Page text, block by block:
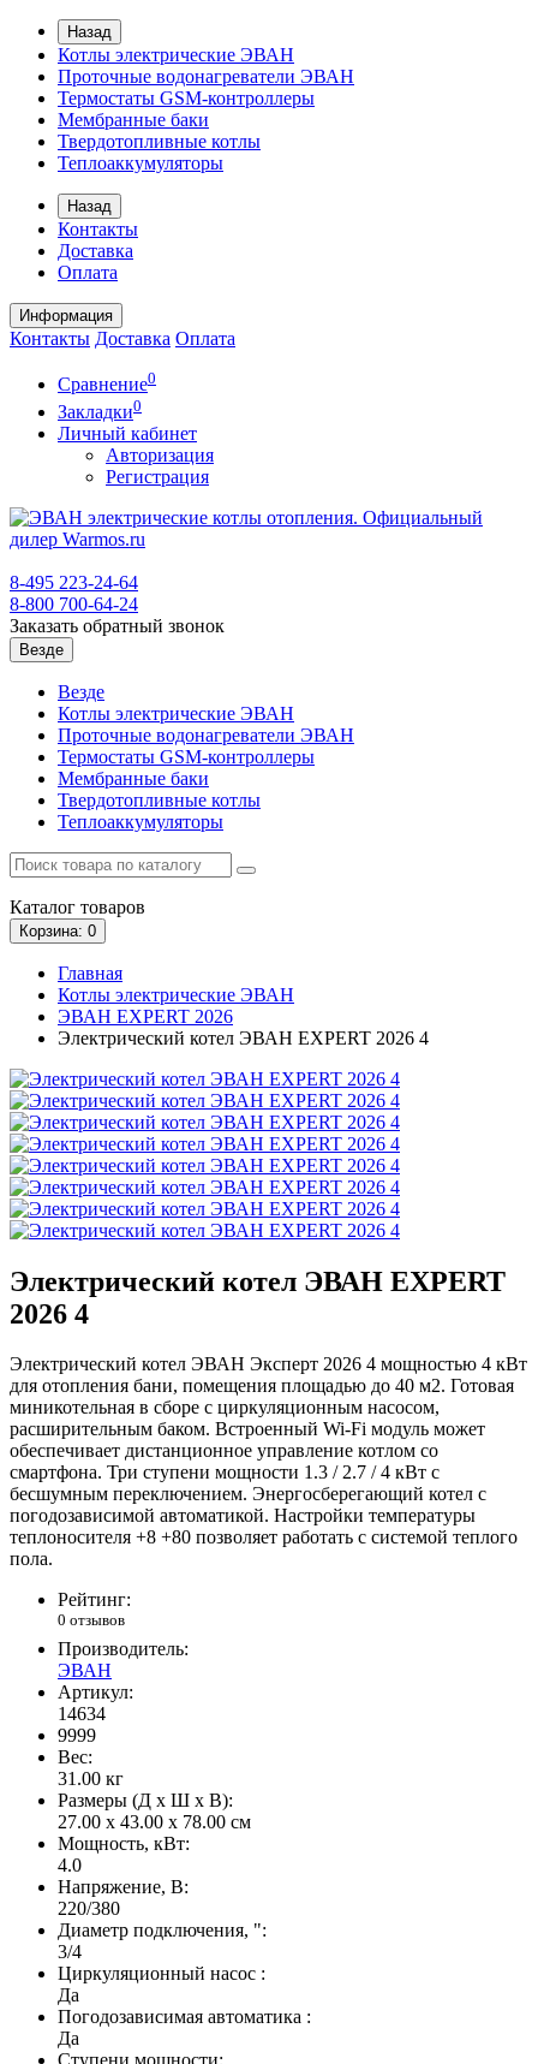
Назад
Котлы электрические ЭВАН
Проточные водонагреватели ЭВАН
Термостаты GSM-контроллеры
Мембранные баки
Твердотопливные котлы
Теплоаккумуляторы
Назад
Контакты
Доставка
Оплата
Информация
Контакты Доставка Оплата
Сравнение0
Закладки0
Личный кабинет
Авторизация
Регистрация
8-495 223-24-64
8-800 700-64-24
Заказать обратный звонок
Везде
Везде
Котлы электрические ЭВАН
Проточные водонагреватели ЭВАН
Термостаты GSM-контроллеры
Мембранные баки
Твердотопливные котлы
Теплоаккумуляторы
Каталог товаров
Корзина: 0
Главная
Котлы электрические ЭВАН
ЭВАН EXPERT 2026
Электрический котел ЭВАН EXPERT 2026 4
Электрический котел ЭВАН EXPERT
2026 4
Электрический котел ЭВАН Эксперт 2026 4 мощностью 4 кВт
для отопления бани, помещения площадью до 40 м2. Готовая
миникотельная в сборе с циркуляционным насосом,
расширительным баком. Встроенный Wi-Fi модуль может
обеспечивает дистанционное управление котлом со
смартфона. Три ступени мощности 1.3 / 2.7 / 4 кВт с
бесшумным переключением. Энергосберегающий котел с
погодозависимой автоматикой. Настройки температуры
теплоносителя +8 +80 позволяет работать с системой теплого
пола.
Рейтинг:
0 отзывов
Производитель:
ЭВАН
Артикул:
14634
9999
Вес:
31.00 кг
Размеры (Д x Ш x В):
27.00 x 43.00 x 78.00 см
Мощность, кВт:
4.0
Напряжение, В:
220/380
Диаметр подключения, ":
3/4
Циркуляционный насос :
Да
Погодозависимая автоматика :
Да
Ступени мощности: